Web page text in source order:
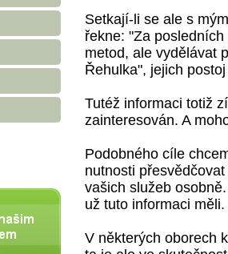
Setkají-li se ale s
řekne: "Za
metod, ale vydělávat
Řehulka", jejich
Tutéž informaci totiž
zainteresován. A
Podobného cíle
nutnosti
vašich služeb
už tuto informaci měli.
V některých oborech